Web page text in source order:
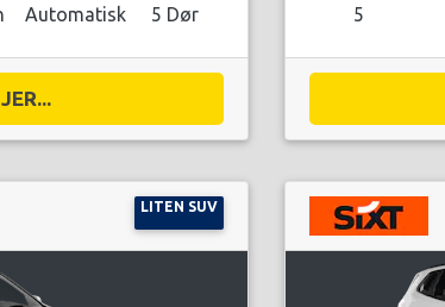
Automatisk 5 Dør 5
LITEN SUV